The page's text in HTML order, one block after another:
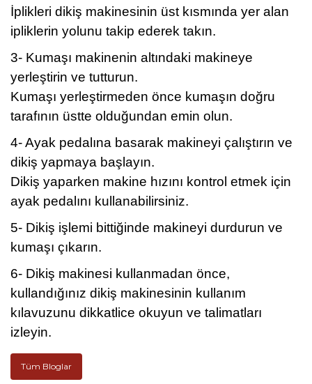
İplikleri dikiş makinesinin üst kısmında yer alan
ipliklerin yolunu takip ederek takın.
3- Kumaşı makinenin altındaki makineye
yerleştirin ve tutturun.
Kumaşı yerleştirmeden önce kumaşın doğru
tarafının üstte olduğundan emin olun.
4- Ayak pedalına basarak makineyi çalıştırın ve
dikiş yapmaya başlayın.
Dikiş yaparken makine hızını kontrol etmek için
ayak pedalını kullanabilirsiniz.
5- Dikiş işlemi bittiğinde makineyi durdurun ve
kumaşı çıkarın.
6- Dikiş makinesi kullanmadan önce,
kullandığınız dikiş makinesinin kullanım
kılavuzunu dikkatlice okuyun ve talimatları
izleyin.
Tüm Bloglar